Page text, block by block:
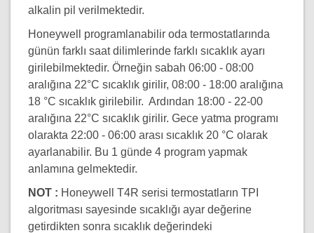
alkalin pil verilmektedir.
Honeywell programlanabilir oda termostatlarında
günün farklı saat dilimlerinde farklı sıcaklık ayarı
girilebilmektedir. Örneğin sabah 06:00 - 08:00
aralığına 22°C sıcaklık girilir, 08:00 - 18:00 aralığına
18 °C sıcaklık girilebilir. Ardından 18:00 - 22-00
aralığına 22°C sıcaklık girilir. Gece yatma programı
olarakta 22:00 - 06:00 arası sıcaklık 20 °C olarak
ayarlanabilir. Bu 1 günde 4 program yapmak
anlamına gelmektedir.
NOT : Honeywell T4R serisi termostatların TPI
algoritması sayesinde sıcaklığı ayar değerine
getirdikten sonra sıcaklık değerindeki